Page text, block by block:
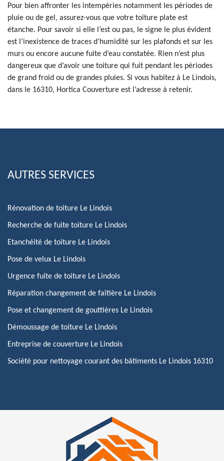
Pour bien affronter les intempéries notamment les périodes de
pluie ou de gel, assurez-vous que votre toiture plate est
étanche. Pour savoir si elle l’est ou pas, le signe le plus évident
est l’inexistence de traces d’humidité sur les plafonds et sur les
murs ou encore aucune fuite d’eau constatée. Rien n’est plus
dangereux que d’avoir une toiture qui fuit pendant les périodes
de grand froid ou de grandes pluies. Si vous habitez à Le Lindois,
dans le 16310, Hortica Couverture est l’adresse à retenir.
AUTRES SERVICES
Rénovation de toiture Le Lindois
Recherche de fuite toiture Le Lindois
Etanchéité de toiture Le Lindois
Pose de velux Le Lindois
Urgence fuite de toiture Le Lindois
Réparation changement de faîtière Le Lindois
Pose et changement de gouttières Le Lindois
Démoussage de toiture Le Lindois
Entreprise de couverture Le Lindois
Société pour nettoyage courant des bâtiments Le Lindois 16310